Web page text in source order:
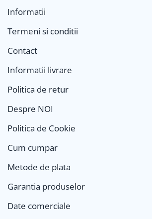
Informatii
Termeni si conditii
Contact
Informatii livrare
Politica de retur
Despre NOI
Politica de Cookie
Cum cumpar
Metode de plata
Garantia produselor
Date comerciale